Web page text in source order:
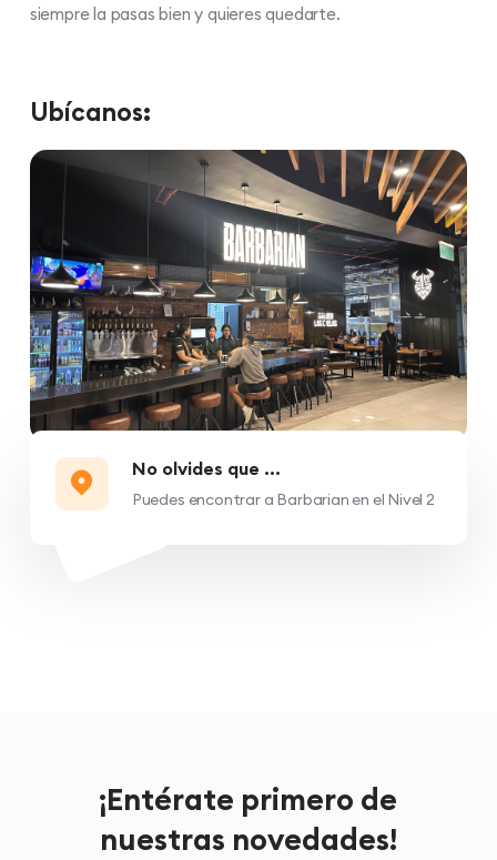
siempre la pasas bien y quieres quedarte.
Ubícanos:
No olvides que ...
Puedes encontrar a Barbarian en el Nivel 2
¡Entérate primero de
nuestras novedades!